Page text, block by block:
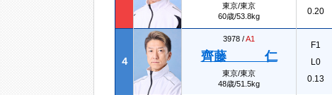
東京/東京
60歳/53.8kg
0.20
４
3978 /A1
齊藤 仁
東京/東京
48歳/51.5kg
F1
L0
0.13